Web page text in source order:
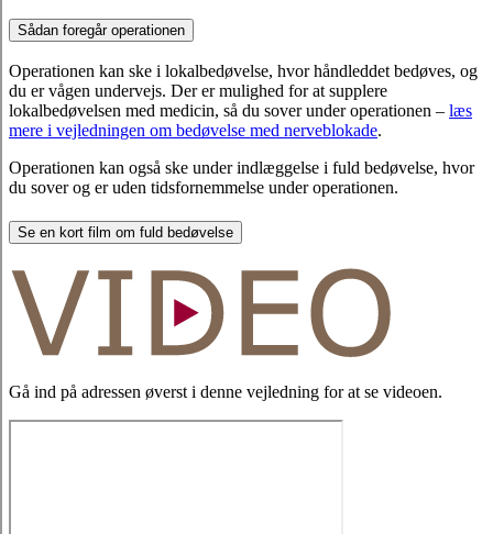
Sådan foregår operationen
Operationen kan ske i lokalbedøvelse, hvor håndleddet bedøves, og
du er vågen undervejs. Der er mulighed for at supplere
lokalbedøvelsen med medicin, så du sover under operationen – læs
mere i vejledningen om bedøvelse med nerveblokade.
Operationen kan også ske under indlæggelse i fuld bedøvelse, hvor
du sover og er uden tidsfornemmelse under operationen.
Se en kort film om fuld bedøvelse
Gå ind på adressen øverst i denne vejledning for at se videoen.